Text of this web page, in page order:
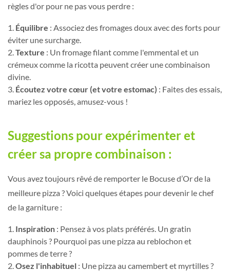
règles d'or pour ne pas vous perdre :
Équilibre : Associez des fromages doux avec des forts pour
éviter une surcharge.
Texture : Un fromage filant comme l'emmental et un
crémeux comme la ricotta peuvent créer une combinaison
divine.
Écoutez votre cœur (et votre estomac) : Faites des essais,
mariez les opposés, amusez-vous !
Suggestions pour expérimenter et
créer sa propre combinaison :
Vous avez toujours rêvé de remporter le Bocuse d’Or de la
meilleure pizza ? Voici quelques étapes pour devenir le chef
de la garniture :
Inspiration : Pensez à vos plats préférés. Un gratin
dauphinois ? Pourquoi pas une pizza au reblochon et
pommes de terre ?
Osez l'inhabituel : Une pizza au camembert et myrtilles ?